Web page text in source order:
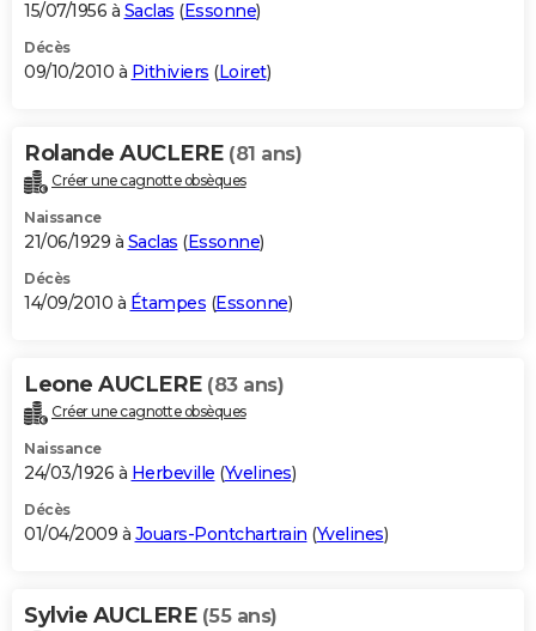
15/07/1956 à Saclas (Essonne)
Décès
09/10/2010 à Pithiviers (Loiret)
Rolande AUCLERE (81 ans)
Créer une cagnotte obsèques
Naissance
21/06/1929 à Saclas (Essonne)
Décès
14/09/2010 à Étampes (Essonne)
Leone AUCLERE (83 ans)
Créer une cagnotte obsèques
Naissance
24/03/1926 à Herbeville (Yvelines)
Décès
01/04/2009 à Jouars-Pontchartrain (Yvelines)
Sylvie AUCLERE (55 ans)